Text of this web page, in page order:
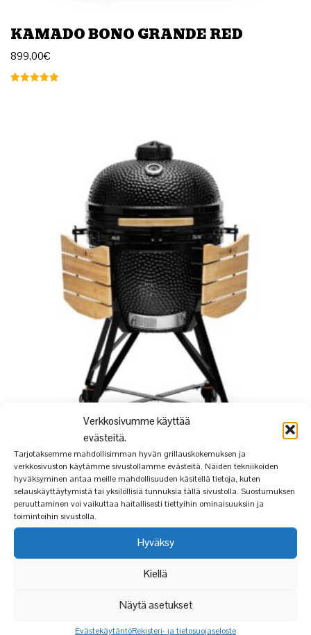
Verkkosivumme käyttää
evästeitä.
Tarjotaksemme mahdollisimman hyvän grillauskokemuksen ja
verkkosivuston käytämme sivustollamme evästeitä. Näiden tekniikoiden
hyväksyminen antaa meille mahdollisuuden käsitellä tietoja, kuten
selauskäyttäytymistä tai yksilöllisiä tunnuksia tällä sivustolla. Suostumuksen
peruuttaminen voi vaikuttaa haitallisesti tiettyihin ominaisuuksiin ja
toimintoihin sivustolla.
Hyväksy
Kiellä
Näytä asetukset
EvästekäytäntöRekisteri- ja tietosuojaseloste
KAMADO BONO GRANDE RED
899,00€
KAMADO BONO GRANDE
899,00€
tuotteesta: